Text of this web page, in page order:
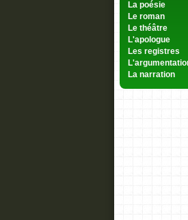
La poésie
Le roman
Le théâtre
L'apologue
Les registres
La narration